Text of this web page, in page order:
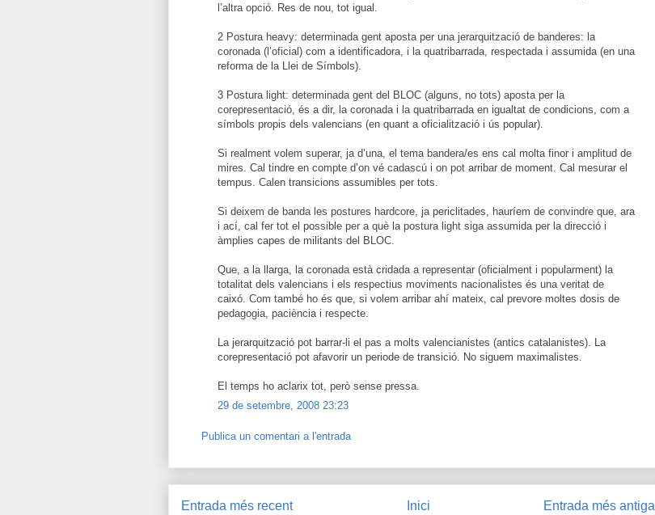
l’altra opció. Res de nou, tot igual.
2 Postura heavy: determinada gent aposta per una jerarquització de banderes: la
coronada (l’oficial) com a identificadora, i la quatribarrada, respectada i assumida (en una
reforma de la Llei de Símbols).
3 Postura light: determinada gent del BLOC (alguns, no tots) aposta per la
corepresentació, és a dir, la coronada i la quatribarrada en igualtat de condicions, com a
símbols propis dels valencians (en quant a oficialització i ús popular).
Si realment volem superar, ja d’una, el tema bandera/es ens cal molta finor i amplitud de
mires. Cal tindre en compte d’on vé cadascú i on pot arribar de moment. Cal mesurar el
tempus. Calen transicions assumibles per tots.
Si deixem de banda les postures hardcore, ja periclitades, hauríem de convindre que, ara
i ací, cal fer tot el possible per a què la postura light siga assumida per la direcció i
àmplies capes de militants del BLOC.
Que, a la llarga, la coronada està cridada a representar (oficialment i popularment) la
totalitat dels valencians i els respectius moviments nacionalistes és una veritat de
caixó. Com també ho és que, si volem arribar ahí mateix, cal prevore moltes dosis de
pedagogia, paciència i respecte.
La jerarquització pot barrar-li el pas a molts valencianistes (antics catalanistes). La
corepresentació pot afavorir un periode de transició. No siguem maximalistes.
El temps ho aclarix tot, però sense pressa.
29 de setembre, 2008 23:23
Publica un comentari a l'entrada
Entrada més recent Entrada més antiga
Inici